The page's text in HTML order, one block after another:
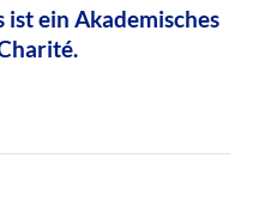
ein Akademisches